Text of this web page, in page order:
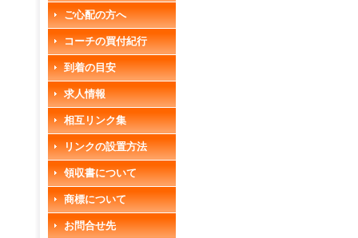
ご心配の方へ
コーチの買付紀行
到着の目安
求人情報
相互リンク集
リンクの設置方法
領収書について
商標について
お問合せ先